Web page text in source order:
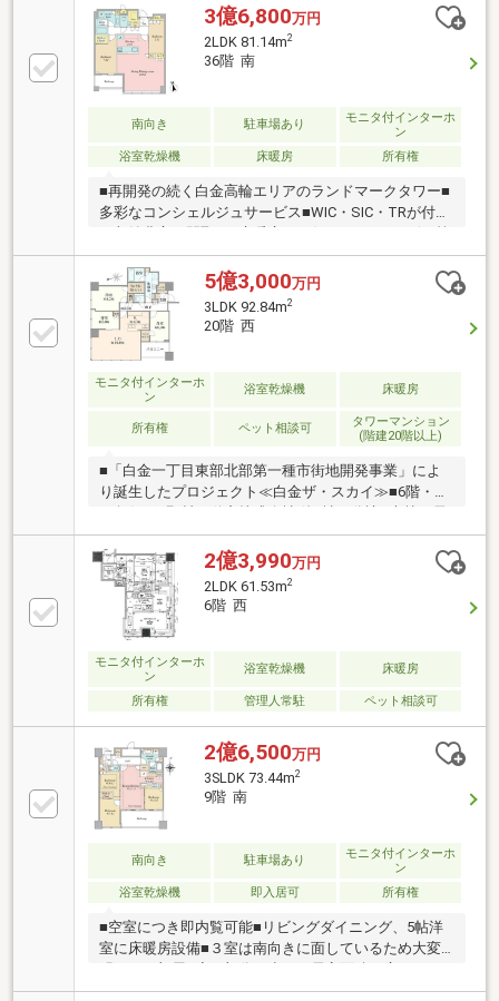
(株)・住友不動産(株)・野村不動産(株)他■クワトロセ
キュリティシステム■内廊下設計・コンシェルジュサ
ービス（8:00～21:00）・各階クリーンステーション・
宅配ボックス【共用部分】フィットネスジム、ゴルフ
レンジ、パーティルーム、スタディルーム、シアター
ルーム、スタジオ、キッズラウンジ、カンファレンス
ルーム、スカイラウンジ、オーナーズスイート、ゲス
トルーム等
3億6,800万円
2LDK 81.14m2
36階 南
南向き 駐車場あり
モニタ付インターホ
ン
浴室乾燥機
床暖房 所有権
■再開発の続く白金高輪エリアのランドマークタワー■
多彩なコンシェルジュサービス■WIC・SIC・TRが付い
た収納豊富な間取り■床暖房（LD)やディスポーザー等
暮らしを支える室内設備■通風・陽当たり良好なお部
屋位置■WIC・SIC・TRが付いた収納豊富な間取り～大
規模レジデンスならではの充実した共用施設～・スカ
イラウンジ ・パーティルーム ・オーナーズスイー
ト・シアタールーム ・フィットネスジム ・ゴルフ
ラウンジ・キッズラウンジ ・カンファレンスルー
ム ・ゲストルーム・敷地内にリンコスあり(営業時間
9：00～22：00）
5億3,000万円
3LDK 92.84m2
20階 西
モニタ付インターホ
ン
浴室乾燥機 床暖房
所有権 ペット相談可
タワーマンション
(階建20階以上)
■「白金一丁目東部北部第一種市街地開発事業」によ
り誕生したプロジェクト≪白金ザ・スカイ≫■6階・北
西角住戸■野村不動産株式会社 他4社 分譲■大林・長
谷工建設共同企業体 施工■株式会社梓設計 設計
■2023年2月完成■総戸数：1，247戸■RC（鉄筋コンク
リート）造 (一部鉄骨造)45階地下1階建て■宅配
ボックス有■内廊下設計■オートロックシステム■TVモ
ニター付インターフォン
2億3,990万円
2LDK 61.53m2
6階 西
モニタ付インターホ
ン
浴室乾燥機 床暖房
所有権 管理人常駐 ペット相談可
2億6,500万円
3SLDK 73.44m2
9階 南
南向き 駐車場あり
モニタ付インターホ
ン
浴室乾燥機
即入居可 所有権
■空室につき即内覧可能■リビングダイニング、5帖洋
室に床暖房設備■３室は南向きに面しているため大変
明るいお部屋■廊下部分が少なく居室面積が広くとら
れております■キッチンにはディスポーザー設備■天井